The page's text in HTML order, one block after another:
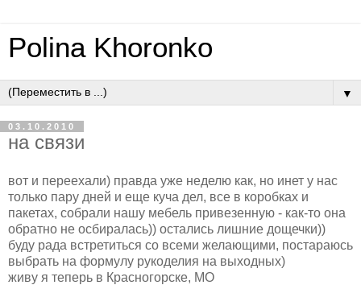
Polina Khoronko
▼
03.10.2010
на связи
вот и переехали) правда уже неделю как, но инет у нас
только пару дней и еще куча дел, все в коробках и
пакетах, собрали нашу мебель привезенную - как-то она
обратно не осбиралась)) остались лишние дощечки))
буду рада встретиться со всеми желающими, постараюсь
выбрать на формулу рукоделия на выходных)
живу я теперь в Красногорске, МО